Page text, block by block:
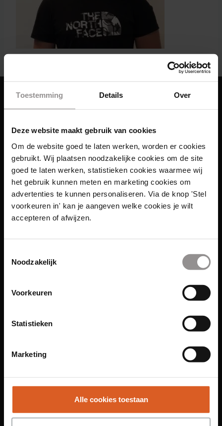
Toestemming Details Over
Deze website maakt gebruik van cookies
Om de website goed te laten werken, worden er cookies
gebruikt. Wij plaatsen noodzakelijke cookies om de site
goed te laten werken, statistieken cookies waarmee wij
het gebruik kunnen meten en marketing cookies om
advertenties te kunnen personaliseren. Via de knop 'Stel
voorkeuren in' kan je aangeven welke cookies je wilt
accepteren of afwijzen.
Noodzakelijk
Voorkeuren
Statistieken
Marketing
Alle cookies toestaan
Locaties
Amsterdam
Groningen